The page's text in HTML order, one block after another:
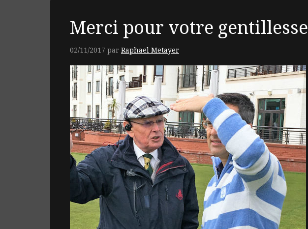
Merci pour votre gentillesse
02/11/2017 par Raphael Metayer